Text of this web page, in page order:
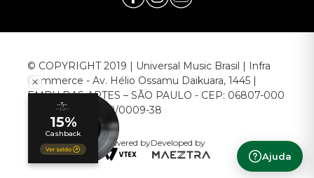
Ajuda
© COPYRIGHT 2019 | Universal Music Brasil | Infra
Commerce - Av. Hélio Ossamu Daikuara, 1445 |
EMBU DAS ARTES – SÃO PAULO - CEP: 06807-000
CNPJ: 00.952.789/0009-38
Powered byDeveloped by